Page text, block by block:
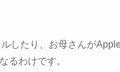
したり、お母さんが
るわけです。